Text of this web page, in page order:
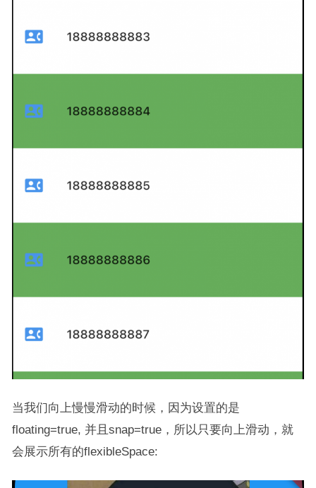
当我们向上慢慢滑动的时候，因为设置的是
floating=true, 并且snap=true，所以只要向上滑动，就
会展示所有的flexibleSpace: